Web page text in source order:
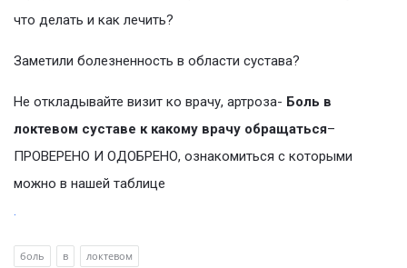
что делать и как лечить?
Заметили болезненность в области сустава?
Не откладывайте визит ко врачу, артроза- Боль в
локтевом суставе к какому врачу обращаться–
ПРОВЕРЕНО И ОДОБРЕНО, ознакомиться с которыми
можно в нашей таблице
.
боль в локтевом